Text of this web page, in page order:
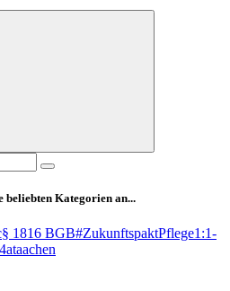
beliebten Kategorien an...
§ 1816 BGB#ZukunftspaktPflege1:1-
4ataachen